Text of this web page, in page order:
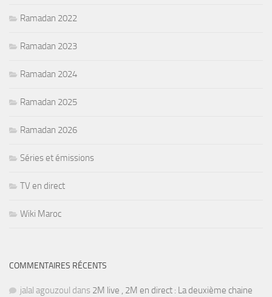
Ramadan 2022
Ramadan 2023
Ramadan 2024
Ramadan 2025
Ramadan 2026
Séries et émissions
TV en direct
Wiki Maroc
COMMENTAIRES RÉCENTS
jalal agouzoul dans 2M live , 2M en direct : La deuxième chaine